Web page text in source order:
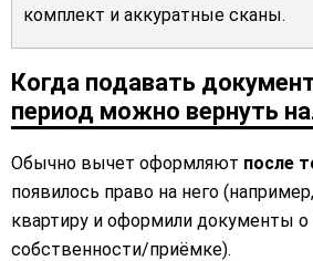
комплект и аккуратные сканы.
Когда подавать
период можно вернуть
Обычно вычет оформляют после
появилось право на него
квартиру и оформили документы о
собственности/приёмке).